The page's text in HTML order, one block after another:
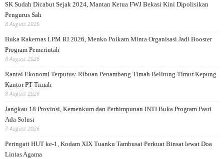
SK Sudah Dicabut Sejak 2024, Mantan Ketua FWJ Bekasi Kini Dipolisikan
Pengurus Sah
8 August 2026
Buka Rakernas LPM RI 2026, Menko Polkam Minta Organisasi Jadi Booster
Program Pemerintah
8 August 2026
Rantai Ekonomi Terputus: Ribuan Penambang Timah Belitung Timur Kepung
Kantor PT Timah
8 August 2026
Jangkau 18 Provinsi, Kemenkum dan Perhimpunan INTI Buka Program Pasti
Ada Solusi
7 August 2026
Peringati HUT ke-1, Kodam XIX Tuanku Tambusai Perkuat Binsat lewat Doa
Lintas Agama